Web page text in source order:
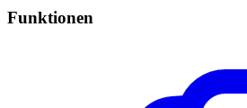
Funktionen